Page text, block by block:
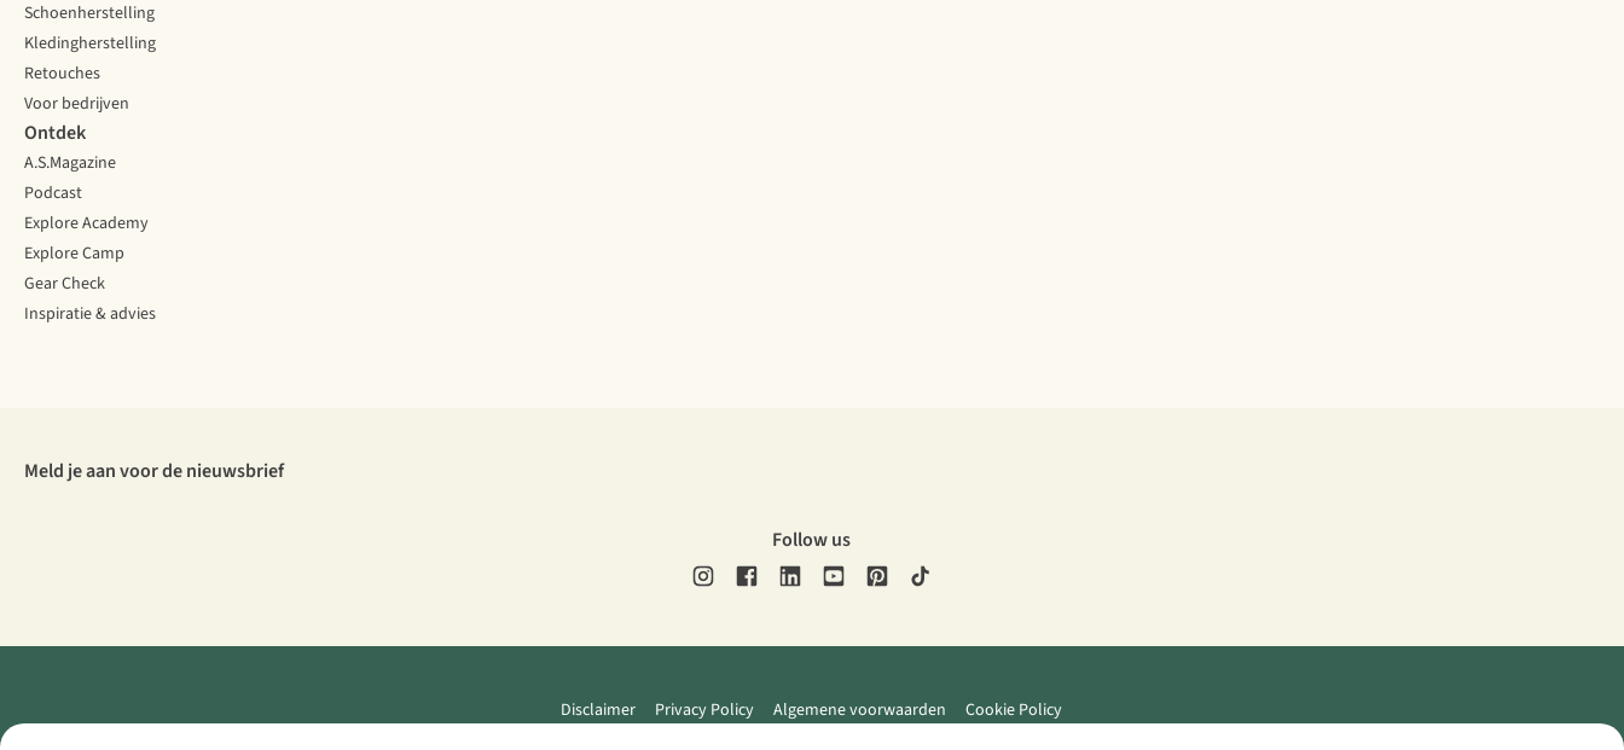
Schoenherstelling
Kledingherstelling
Retouches
Voor bedrijven
Ontdek
A.S.Magazine
Podcast
Explore Academy
Explore Camp
Gear Check
Inspiratie & advies
Meld je aan voor de nieuwsbrief
Follow us
Disclaimer Privacy Policy Algemene voorwaarden Cookie Policy